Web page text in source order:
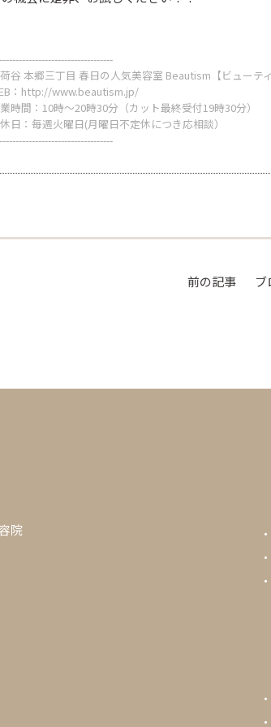
谷 本郷三丁目 春日の人気美容室 Beautism【ビューテ
： http://www.beautism.jp/
時間：10時～20時30分（カット最終受付19時30分）
日：毎週火曜日(月曜日不定休につき応相談）
前の記事 ブ
院 ・
・
・
・
・